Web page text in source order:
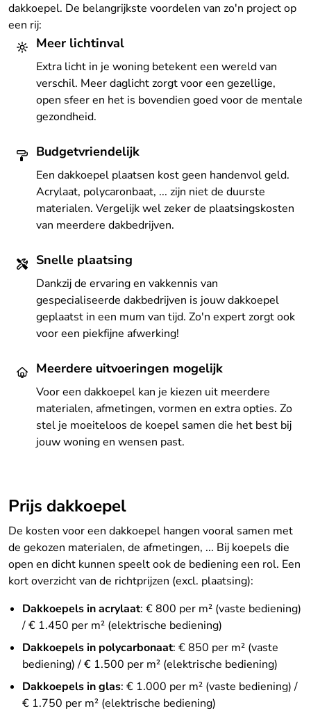
dakkoepel. De belangrijkste voordelen van zo'n project op
een rij:
Meer lichtinval
Extra licht in je woning betekent een wereld van
verschil. Meer daglicht zorgt voor een gezellige,
open sfeer en het is bovendien goed voor de mentale
gezondheid.
Budgetvriendelijk
Een dakkoepel plaatsen kost geen handenvol geld.
Acrylaat, polycaronbaat, ... zijn niet de duurste
materialen. Vergelijk wel zeker de plaatsingskosten
van meerdere dakbedrijven.
Snelle plaatsing
Dankzij de ervaring en vakkennis van
gespecialiseerde dakbedrijven is jouw dakkoepel
geplaatst in een mum van tijd. Zo'n expert zorgt ook
voor een piekfijne afwerking!
Meerdere uitvoeringen mogelijk
Voor een dakkoepel kan je kiezen uit meerdere
materialen, afmetingen, vormen en extra opties. Zo
stel je moeiteloos de koepel samen die het best bij
jouw woning en wensen past.
Prijs dakkoepel
De kosten voor een dakkoepel hangen vooral samen met
de gekozen materialen, de afmetingen, ... Bij koepels die
open en dicht kunnen speelt ook de bediening een rol. Een
kort overzicht van de richtprijzen (excl. plaatsing):
Dakkoepels in acrylaat: € 800 per m² (vaste bediening)
/ € 1.450 per m² (elektrische bediening)
Dakkoepels in polycarbonaat: € 850 per m² (vaste
bediening) / € 1.500 per m² (elektrische bediening)
Dakkoepels in glas: € 1.000 per m² (vaste bediening) /
€ 1.750 per m² (elektrische bediening)